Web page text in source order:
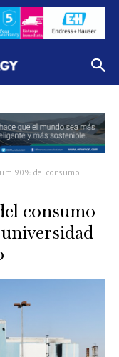
90% del consumo
consumo